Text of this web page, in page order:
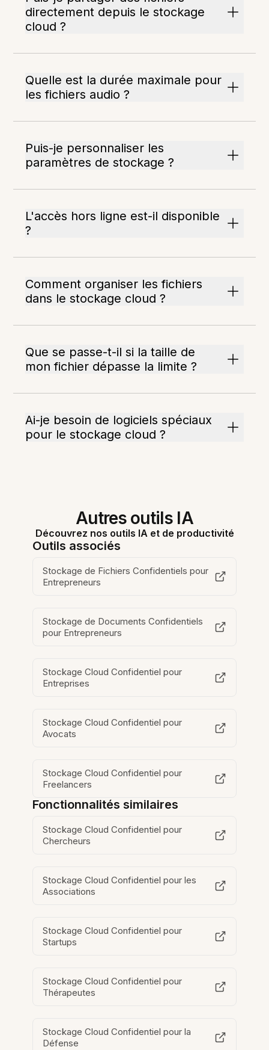
directement depuis le stockage
cloud ?
Quelle est la durée maximale pour
les fichiers audio ?
Puis-je personnaliser les
paramètres de stockage ?
L'accès hors ligne est-il disponible
?
Comment organiser les fichiers
dans le stockage cloud ?
Que se passe-t-il si la taille de
mon fichier dépasse la limite ?
Ai-je besoin de logiciels spéciaux
pour le stockage cloud ?
Autres outils IA
Découvrez nos outils IA et de productivité
Outils associés
Stockage de Fichiers Confidentiels pour
Entrepreneurs
Stockage de Documents Confidentiels
pour Entrepreneurs
Stockage Cloud Confidentiel pour
Entreprises
Stockage Cloud Confidentiel pour
Avocats
Stockage Cloud Confidentiel pour
Freelancers
Fonctionnalités similaires
Stockage Cloud Confidentiel pour
Chercheurs
Stockage Cloud Confidentiel pour les
Associations
Stockage Cloud Confidentiel pour
Startups
Stockage Cloud Confidentiel pour
Thérapeutes
Stockage Cloud Confidentiel pour la
Défense